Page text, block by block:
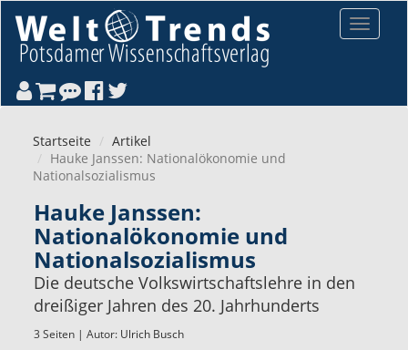
Toggle
Startseite
Artikel
Hauke Janssen: Nationalökonomie und
Nationalsozialismus
Hauke Janssen:
Nationalökonomie und
Nationalsozialismus
Die deutsche Volkswirtschaftslehre in den
dreißiger Jahren des 20. Jahrhunderts
3 Seiten | Autor: Ulrich Busch